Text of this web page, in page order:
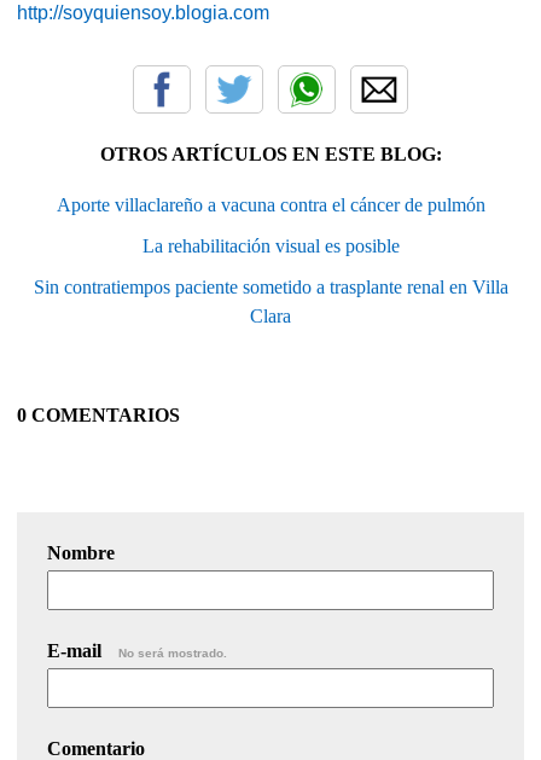
http://soyquiensoy.blogia.com
OTROS ARTÍCULOS EN ESTE BLOG:
Aporte villaclareño a vacuna contra el cáncer de pulmón
La rehabilitación visual es posible
Sin contratiempos paciente sometido a trasplante renal en Villa
Clara
0 COMENTARIOS
Nombre
E-mail No será mostrado.
Comentario